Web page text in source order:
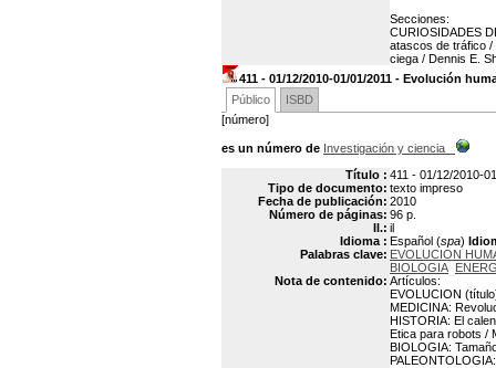
Secciones:
CURIOSIDADES
atascos de tráfico /
ciega / Dennis E.
411 - 01/12/2010-01/01/2011 - Evolución
Público
ISBD
[número]
es un número de Investigación y ciencia
Título : 411 - 01/12/2010-
Tipo de documento: texto impreso
Fecha de publicación: 2010
Número de páginas: 96 p.
Il.: il
Idioma : Español (spa)
Palabras clave: EVOLUCION
BIOLOGIA
Nota de contenido: Artículos:
EVOLUCION
MEDICINA:
HISTORIA: El
Etica para robots /
BIOLOGIA: